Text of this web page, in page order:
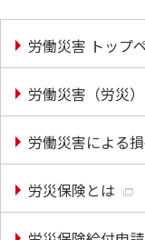
労働災害 トップ
労働災害（労災
労働災害による
労災保険とは